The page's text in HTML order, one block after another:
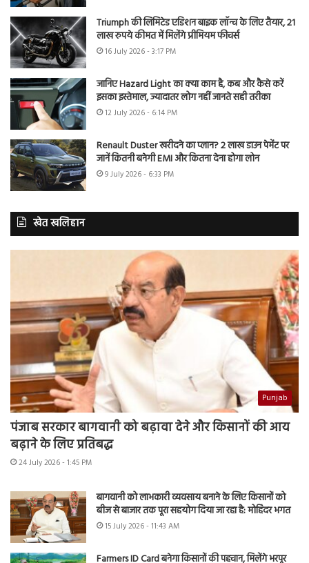
Triumph की लिमिटेड एडिशन बाइक लॉन्च के लिए तैयार, 21
लाख रुपये कीमत में मिलेंगे प्रीमियम फीचर्स
16 July 2026 - 3:17 PM
जानिए Hazard Light का क्या काम है, कब और कैसे करें
इसका इस्तेमाल, ज्यादातर लोग नहीं जानते सही तरीका
12 July 2026 - 6:14 PM
Renault Duster खरीदने का प्लान? 2 लाख डाउन पेमेंट पर
जानें कितनी बनेगी EMI और कितना देना होगा लोन
9 July 2026 - 6:33 PM
खेत खलिहान
Punjab
पंजाब सरकार बागवानी को बढ़ावा देने और किसानों की आय
बढ़ाने के लिए प्रतिबद्ध
24 July 2026 - 1:45 PM
बागवानी को लाभकारी व्यवसाय बनाने के लिए किसानों को
बीज से बाजार तक पूरा सहयोग दिया जा रहा है: मोहिंदर भगत
15 July 2026 - 11:43 AM
Farmers ID Card बनेगा किसानों की पहचान, मिलेंगे भरपूर